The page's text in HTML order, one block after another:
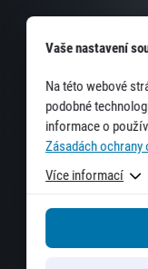
Vaše nastavení
Na této webové
podobné
informace o
Zásadách ochrany
Více informací